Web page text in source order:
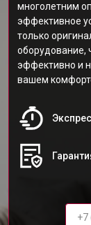
многолетним
эффективное
только
оборудование,
эффективно и
вашем